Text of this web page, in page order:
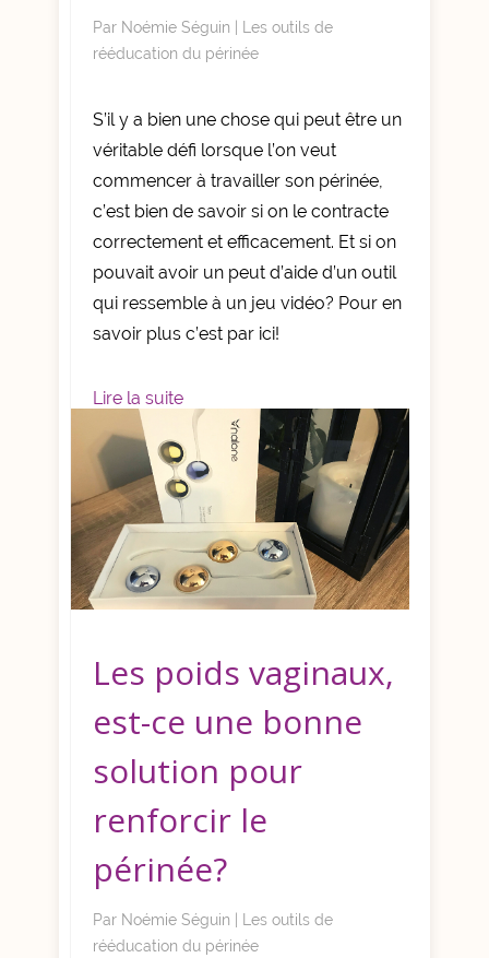
Par Noémie Séguin
Les outils de
rééducation du périnée
S’il y a bien une chose qui peut être un
véritable défi lorsque l’on veut
commencer à travailler son périnée,
c’est bien de savoir si on le contracte
correctement et efficacement. Et si on
pouvait avoir un peut d’aide d’un outil
qui ressemble à un jeu vidéo? Pour en
savoir plus c’est par ici!
Lire la suite
Les poids vaginaux,
est-ce une bonne
solution pour
renforcir le
périnée?
Par Noémie Séguin
Les outils de
rééducation du périnée